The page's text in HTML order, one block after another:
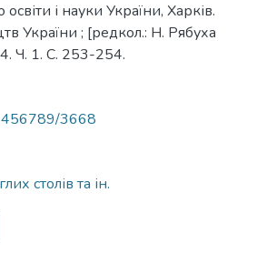
і науки України, Харків.
України ; [редкол.: Н. Рябуха
Ч. 1. С. 253-254.
3668
столів та ін.